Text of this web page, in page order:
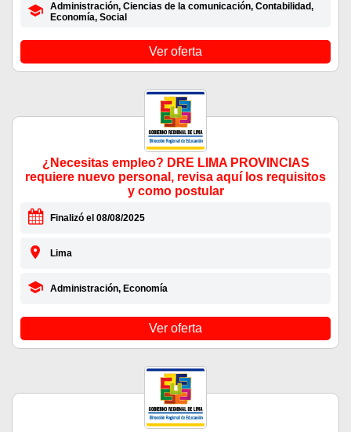
Administración, Ciencias de la comunicación, Contabilidad,
Economía, Social
Ver oferta
¿Necesitas empleo? DRE LIMA PROVINCIAS
requiere nuevo personal, revisa aquí los requisitos
y como postular
Finalizó el 08/08/2025
Lima
Administración, Economía
Ver oferta